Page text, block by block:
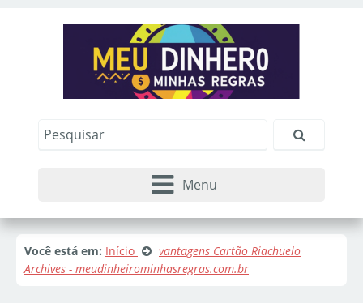
Menu
Você está em: Início
vantagens Cartão Riachuelo
Archives - meudinheirominhasregras.com.br